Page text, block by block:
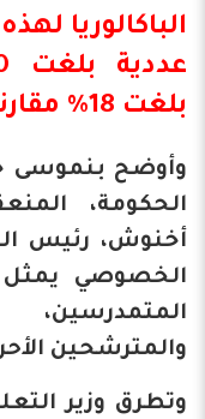
بلغت 18% مقارنة مع دورة 2022.
وأوضح بنموسى
الحكومة،
أخنوش، رئيس
والمترشحين الأحرار 132
وتطرق وزير